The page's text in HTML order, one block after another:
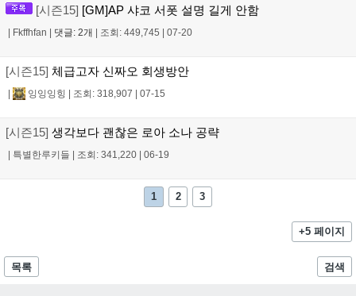
[시즌15] [GM]AP 샤코 서폿 설명 길게 안함
| Fkffhfan | 댓글: 2개 | 조회: 449,745 | 07-20
[시즌15] 체급고자 신짜오 회생방안
| 잉잉잉힝 | 조회: 318,907 | 07-15
[시즌15] 생각보다 괜찮은 로아 소나 공략
| 특별한루키들 | 조회: 341,220 | 06-19
1 2 3
+5 페이지
목록 검색